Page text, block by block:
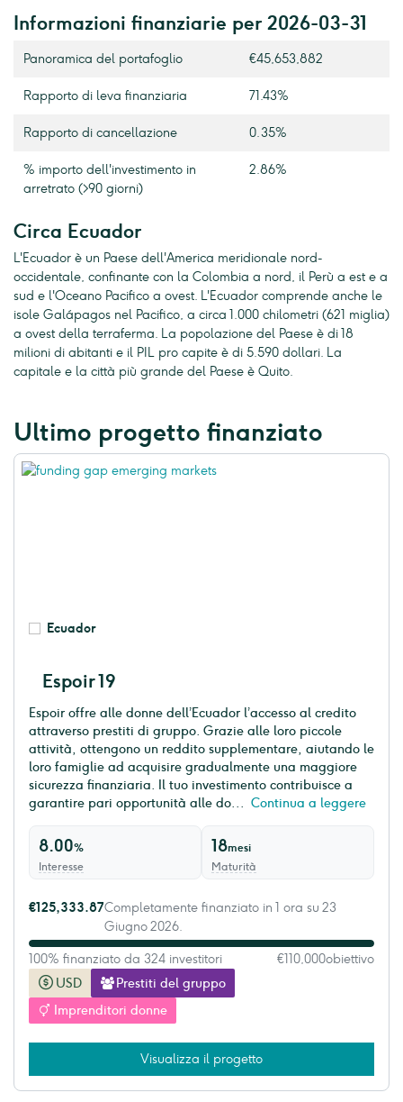
Informazioni finanziarie per 2026-03-31
Panoramica del portafoglio €45,653,882
Rapporto di leva finanziaria 71.43%
Rapporto di cancellazione 0.35%
% importo dell'investimento in
arretrato (>90 giorni)
2.86%
Circa Ecuador
L'Ecuador è un Paese dell'America meridionale nord-
occidentale, confinante con la Colombia a nord, il Perù a est e a
sud e l'Oceano Pacifico a ovest. L'Ecuador comprende anche le
isole Galápagos nel Pacifico, a circa 1.000 chilometri (621 miglia)
a ovest della terraferma. La popolazione del Paese è di 18
milioni di abitanti e il PIL pro capite è di 5.590 dollari. La
capitale e la città più grande del Paese è Quito.
Ultimo progetto finanziato
Ecuador
Espoir 19
Espoir offre alle donne dell’Ecuador l’accesso al credito
attraverso prestiti di gruppo. Grazie alle loro piccole
attività, ottengono un reddito supplementare, aiutando le
loro famiglie ad acquisire gradualmente una maggiore
sicurezza finanziaria. Il tuo investimento contribuisce a
garantire pari opportunità alle do... Continua a leggere
8.00%
Interesse
18mesi
Maturità
USD
Prestiti del gruppo
Imprenditori donne
€125,333.87Completamente finanziato in 1 ora su 23
Giugno 2026.
100% finanziato da 324 investitori €110,000obiettivo
Visualizza il progetto